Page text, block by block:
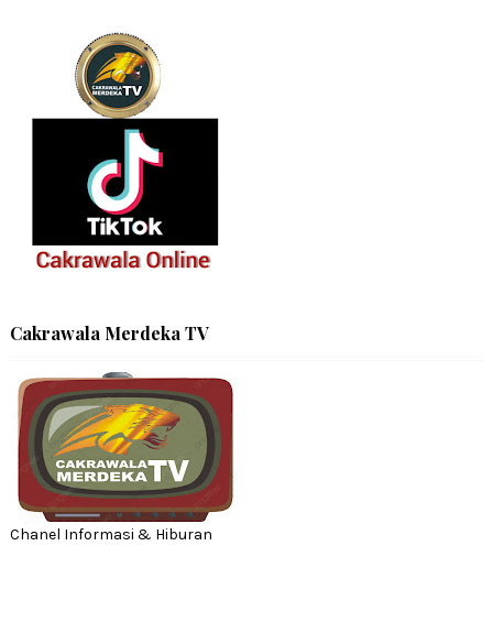
Cakrawala Merdeka TV
Chanel Informasi & Hiburan